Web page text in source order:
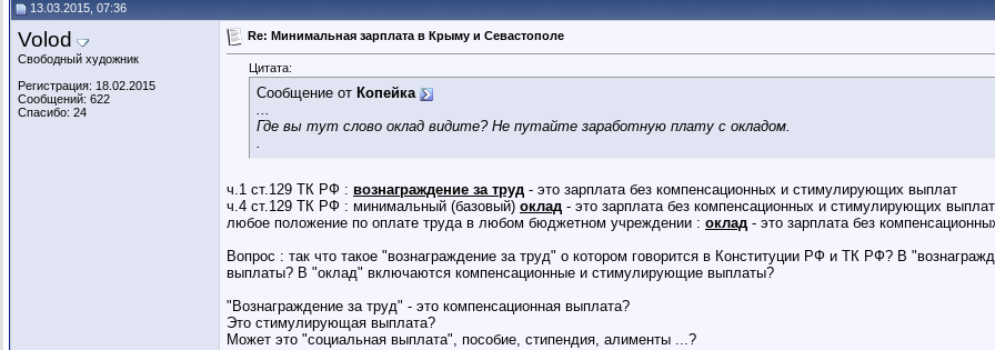
13.03.2015, 07:36
Volod
Свободный художник
Регистрация: 18.02.2015
Сообщений: 622
Спасибо: 24
Re: Минимальная зарплата в Крыму и Севастополе
Цитата:
Сообщение от Копейка
...
Где вы тут слово оклад видите? Не путайте заработную плату с окладом.
.
ч.1 ст.129 ТК РФ : вознаграждение за труд - это зарплата без компенсационных и стимулирующих выплат
ч.4 ст.129 ТК РФ : минимальный (базовый) оклад - это зарплата без компенсационных и стимулирующих
любое положение по оплате труда в любом бюджетном учреждении : оклад - это зарплата без
Вопрос : так что такое "вознаграждение за труд" о котором говорится в Конституции РФ и ТК РФ? В
выплаты? В "оклад" включаются компенсационные и стимулирующие выплаты?
"Вознаграждение за труд" - это компенсационная выплата?
Это стимулирующая выплата?
Может это "социальная выплата", пособие, стипендия, алименты ...?